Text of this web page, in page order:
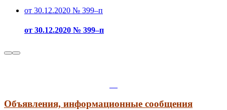
от 30.12.2020 № 399–п
от 30.12.2020 № 399–п
Объявления, информационные сообщения